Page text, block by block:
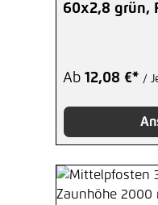
60x2,8 grün,
Ab 12,08 €* /